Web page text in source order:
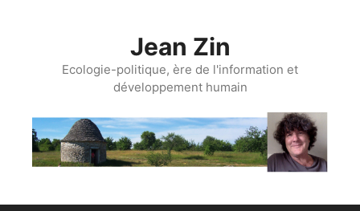
Jean Zin
Ecologie-politique, ère de l'information et
développement humain